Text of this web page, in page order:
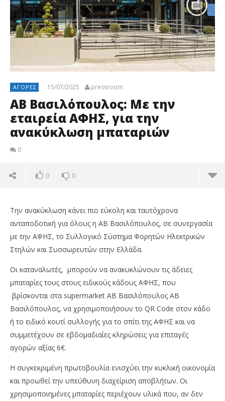
ΑΓΟΡΈΣ 15/07/2025 pressroom
ΑΒ Βασιλόπουλος: Με την
εταιρεία ΑΦΗΣ, για την
ανακύκλωση μπαταριών
0
0 0
NOW VIEWING
ΑΒ Βασιλόπουλος: Με την εταιρεία ΑΦΗΣ, για την
15/07/2025
pressroom
15/
Την ανακύκλωση κάνει πιο εύκολη και ταυτόχρονα
ανταποδοτική για όλους η ΑΒ Βασιλόπουλος, σε συνεργασία
με την ΑΦΗΣ, το Συλλογικό Σύστημα Φορητών Ηλεκτρικών
Στηλών και Συσσωρευτών στην Ελλάδα.
Οι καταναλωτές, μπορούν να ανακυκλώνουν τις άδειες
μπαταρίες τους στους ειδικούς κάδους ΑΦΗΣ, που
βρίσκονται στα supermarket ΑΒ Βασιλόπουλος ΑΒ
Βασιλόπουλος, να χρησιμοποιήσουν το QR Code στον κάδο
ή το ειδικό κουτί συλλογής για το σπίτι της ΑΦΗΣ και να
συμμετέχουν σε εβδομαδιαίες κληρώσεις για επιταγές
αγορών αξίας 6€.
Η συγκεκριμένη πρωτοβουλία ενισχύει την κυκλική οικονομία
και προωθεί την υπεύθυνη διαχείριση αποβλήτων. Οι
χρησιμοποιημένες μπαταρίες περιέχουν υλικά που, αν δεν